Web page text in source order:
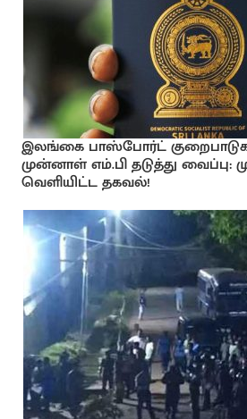
இலங்கை பாஸ்போர்ட்
முன்னாள் எம்.பி தடுத்து வைப்பு:
வெளியிட்ட தகவல்!